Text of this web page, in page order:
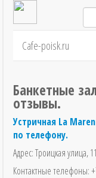
Cafe-poisk.ru
Банкетные
отзывы.
Устричная La
по телефону.
Адрес: Троицкая улица,
Контактные телефоны: